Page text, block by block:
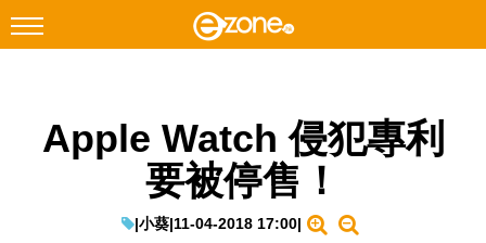
Facebook Instagram
Apple Watch 侵犯專利
要被停售！
|小葵|11-04-2018 17:00|